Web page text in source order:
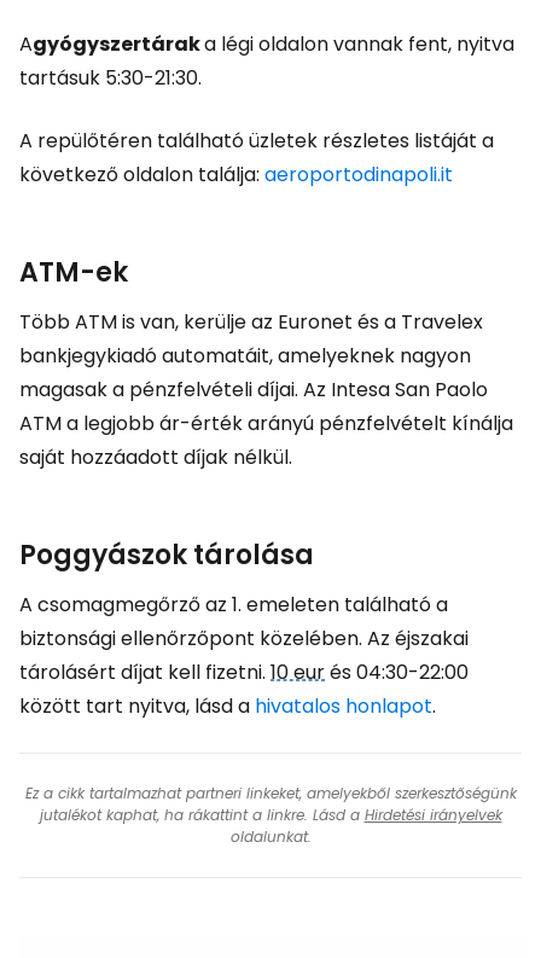
Agyógyszertáraka légi oldalon vannak fent, nyitva
tartásuk 5:30-21:30.
A repülőtéren található üzletek részletes listáját a
következő oldalon találja: aeroportodinapoli.it
ATM-ek
Több ATM is van, kerülje az Euronet és a Travelex
bankjegykiadó automatáit, amelyeknek nagyon
magasak a pénzfelvételi díjai. Az Intesa San Paolo
ATM a legjobb ár-érték arányú pénzfelvételt kínálja
saját hozzáadott díjak nélkül.
Poggyászok tárolása
A csomagmegőrző az 1. emeleten található a
biztonsági ellenőrzőpont közelében. Az éjszakai
tárolásért díjat kell fizetni. 10 eurés 04:30-22:00
között tart nyitva, lásd a hivatalos honlapot.
Ez a cikk tartalmazhat partneri linkeket, amelyekből szerkesztőségünk
jutalékot kaphat, ha rákattint a linkre. Lásd a Hirdetési irányelvek
oldalunkat.